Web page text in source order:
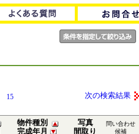
15 次の検索結果
物件種別
完成年月
写真
間取り
問い合わせ
候補